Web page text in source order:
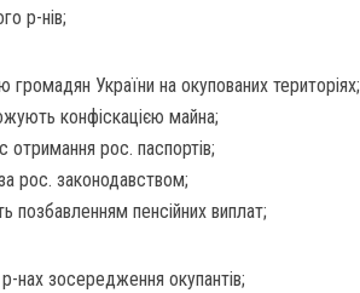
р-нів;
України на окупованих територіях;
конфіскацією майна;
рос. паспортів;
рос. законодавством;
пенсійних виплат;
нах зосередження окупантів;